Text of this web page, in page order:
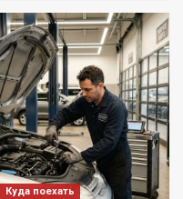
Куда поехать